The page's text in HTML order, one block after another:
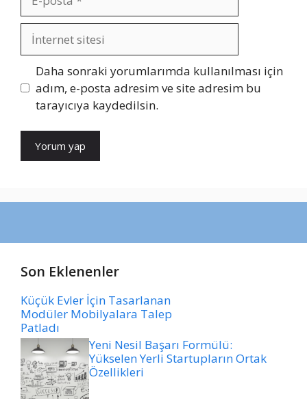
posta
İnternet
sitesi
Daha sonraki yorumlarımda kullanılması için
adım, e-posta adresim ve site adresim bu
tarayıcıya kaydedilsin.
Son Eklenenler
Küçük Evler İçin Tasarlanan
Modüler Mobilyalara Talep
Patladı
Yeni Nesil Başarı Formülü:
Yükselen Yerli Startupların Ortak
Özellikleri